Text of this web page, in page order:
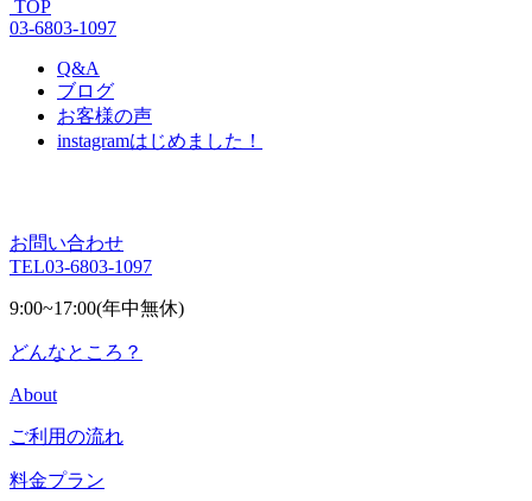
TOP
03-6803-1097
Q&A
ブログ
お客様の声
instagramはじめました！
お問い合わせ
TEL03-6803-1097
9:00~17:00(年中無休)
どんなところ？
About
ご利用の流れ
料金プラン